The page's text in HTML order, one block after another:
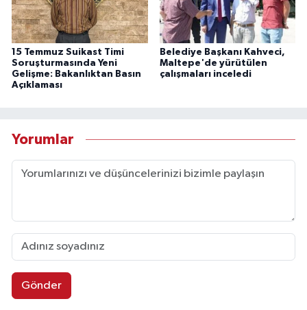
15 Temmuz Suikast Timi
Soruşturmasında Yeni
Gelişme: Bakanlıktan Basın
Açıklaması
Belediye Başkanı Kahveci,
Maltepe'de yürütülen
çalışmaları inceledi
Yorumlar
Gönder